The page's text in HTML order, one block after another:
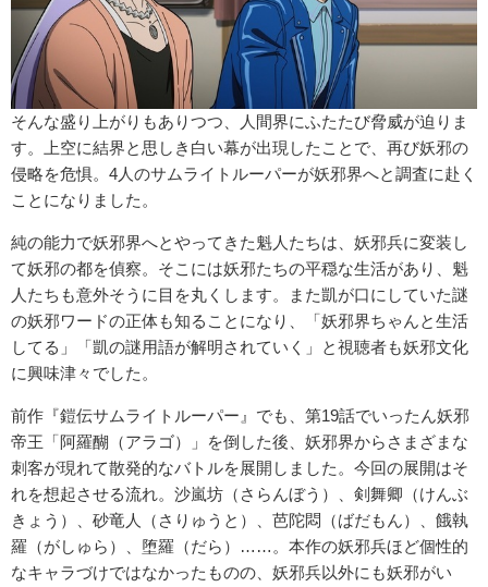
そんな盛り上がりもありつつ、人間界にふたたび脅威が迫りま
す。上空に結界と思しき白い幕が出現したことで、再び妖邪の
侵略を危惧。4人のサムライトルーパーが妖邪界へと調査に赴く
ことになりました。
純の能力で妖邪界へとやってきた魁人たちは、妖邪兵に変装し
て妖邪の都を偵察。そこには妖邪たちの平穏な生活があり、魁
人たちも意外そうに目を丸くします。また凱が口にしていた謎
の妖邪ワードの正体も知ることになり、「妖邪界ちゃんと生活
してる」「凱の謎用語が解明されていく」と視聴者も妖邪文化
に興味津々でした。
前作『鎧伝サムライトルーパー』でも、第19話でいったん妖邪
帝王「阿羅醐（アラゴ）」を倒した後、妖邪界からさまざまな
刺客が現れて散発的なバトルを展開しました。今回の展開はそ
れを想起させる流れ。沙嵐坊（さらんぼう）、剣舞卿（けんぶ
きょう）、砂竜人（さりゅうと）、芭陀悶（ばだもん）、餓執
羅（がしゅら）、堕羅（だら）……。本作の妖邪兵ほど個性的
なキャラづけではなかったものの、妖邪兵以外にも妖邪がい